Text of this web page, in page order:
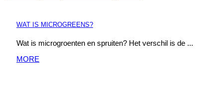
WAT IS MICROGREENS?
Wat is microgroenten en spruiten? Het verschil is de ...
MORE